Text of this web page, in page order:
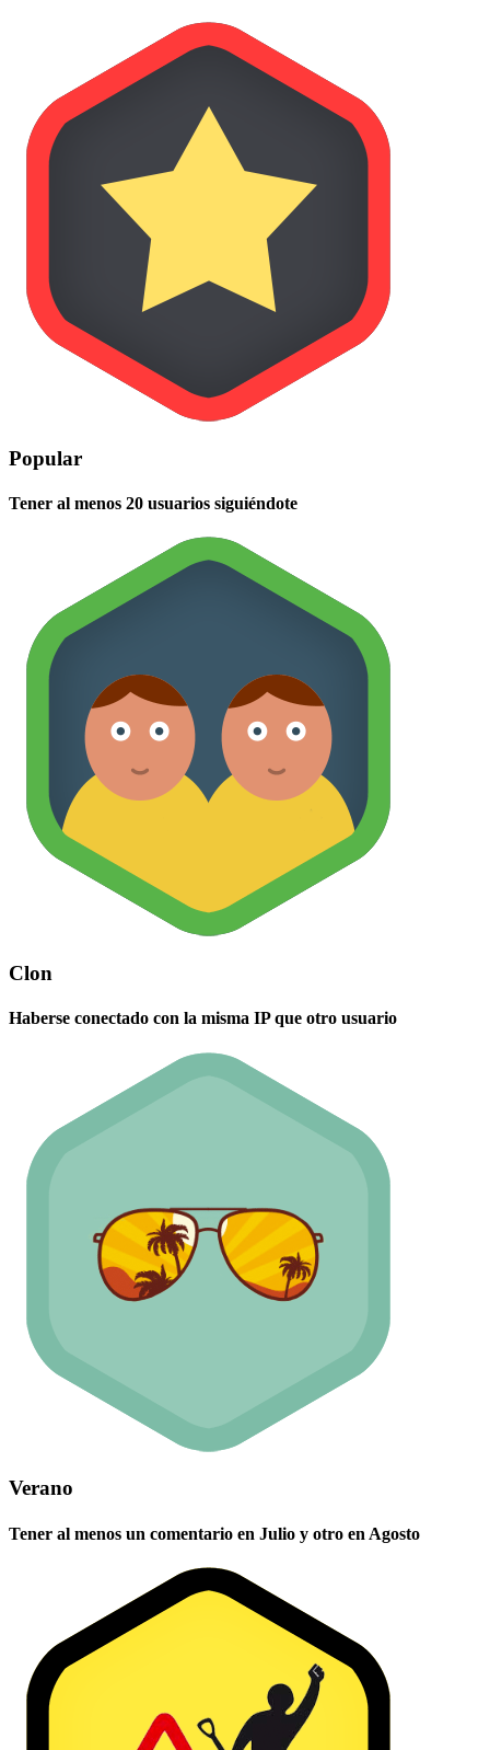
Popular
Tener al menos 20 usuarios siguiéndote
Clon
Haberse conectado con la misma IP que otro usuario
Verano
Tener al menos un comentario en Julio y otro en Agosto